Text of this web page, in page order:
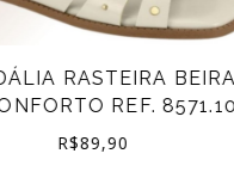
SANDÁLIA CHINELO
BEIRA RIO EVA
AJUSTÁVEL R 8574